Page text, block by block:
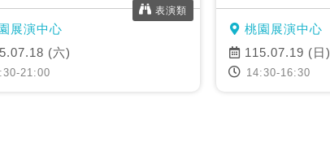
展演中心
表演類
(六)
21:00
桃園展演中心
115.07.19 (日)
14:30-16:30